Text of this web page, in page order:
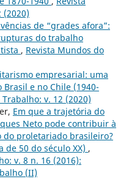
(2020)
de “grades afora”:
do trabalho
, Revista Mundos do
empresarial: uma
e no Chile (1940-
v. 12 (2020)
Em que a trajetória do
Neto pode contribuir à
do proletariado brasileiro?
de 50 do século XX) ,
v. 8 n. 16 (2016):
(II)